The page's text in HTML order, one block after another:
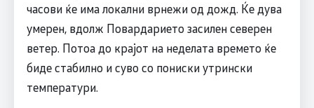
часови ќе има локални врнежи од дожд. Ќе дува
умерен, вдолж Повардарието засилен северен
ветер. Потоа до крајот на неделата времето ќе
биде стабилно и суво со пониски утрински
температури.